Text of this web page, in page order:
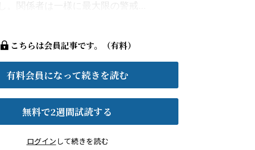
。関係者は一様に最大限の警戒...
こちらは会員記事です。（有料）
有料会員になって続きを読む
無料で2週間試読する
ログインして続きを読む